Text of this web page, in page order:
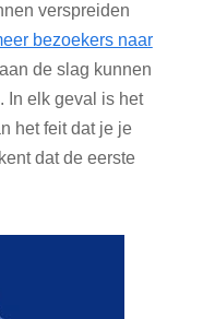
verspreiden
bezoekers naar
de slag kunnen
In elk geval is het
het feit dat je je
dat de eerste